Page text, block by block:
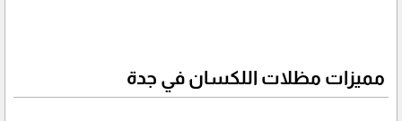
مميزات مظلات اللكسان في جدة